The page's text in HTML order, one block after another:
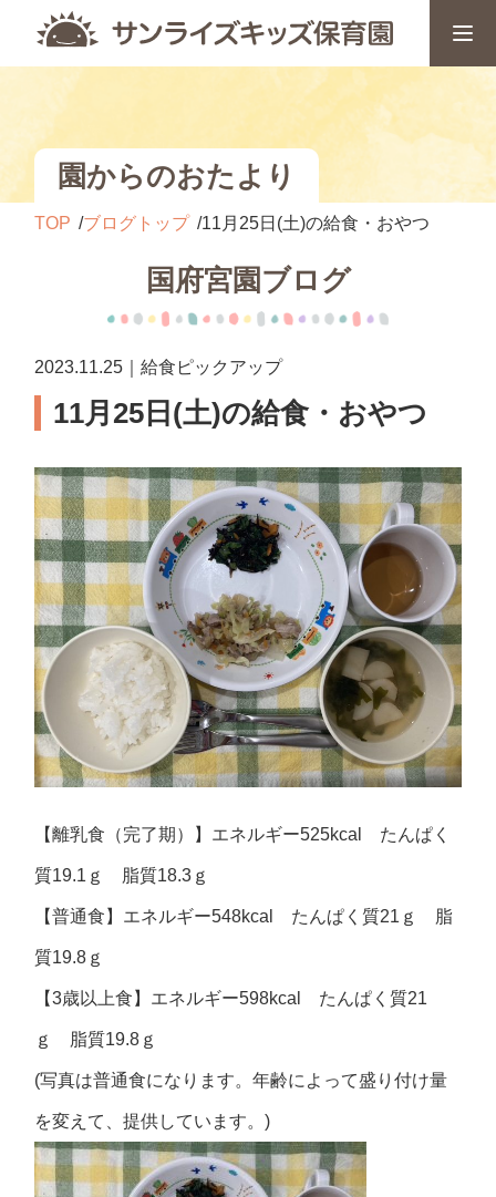
園からのおたより
TOP ブログトップ 11月25日(土)の給食・おやつ
国府宮園ブログ
2023.11.25｜給食ピックアップ
11月25日(土)の給食・おやつ
【離乳食（完了期）】エネルギー525kcal たんぱく
質19.1ｇ 脂質18.3ｇ
【普通食】エネルギー548kcal たんぱく質21ｇ 脂
質19.8ｇ
【3歳以上食】エネルギー598kcal たんぱく質21
ｇ 脂質19.8ｇ
(写真は普通食になります。年齢によって盛り付け量
を変えて、提供しています。)